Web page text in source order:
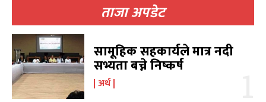
काबिलखबर एफएम सुन्नुहोस
उज्यालो एफएम सुन्नुहोस
काबिलखबर एफएम सुन्नुहोस
उज्यालो एफएम सुन्नुहोस
ताजा अपडेट
सामूहिक सहकार्यले मात्र नदी
सभ्यता बच्ने निष्कर्ष
अर्थ